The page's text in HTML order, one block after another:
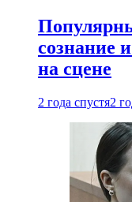
сознание
на сцене
2 года спустя2